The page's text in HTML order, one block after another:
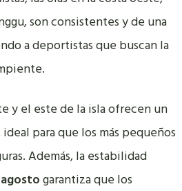
son consistentes y de una
a deportistas que buscan la
y el este de la isla ofrecen un
para que los más pequeños
Además, la estabilidad
garantiza que los